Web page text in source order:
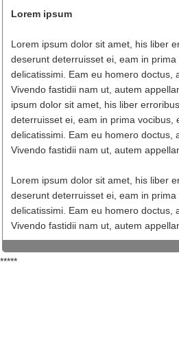
Lorem ipsum
Lorem ipsum dolor sit amet, his liber
deserunt deterruisset ei, eam in
delicatissimi. Eam eu homero doctus,
Vivendo fastidii nam ut, autem
ipsum dolor sit amet, his liber
deterruisset ei, eam in prima vocibus,
delicatissimi. Eam eu homero doctus,
Vivendo fastidii nam ut, autem
Lorem ipsum dolor sit amet, his liber
deserunt deterruisset ei, eam in
delicatissimi. Eam eu homero doctus,
Vivendo fastidii nam ut, autem
*****